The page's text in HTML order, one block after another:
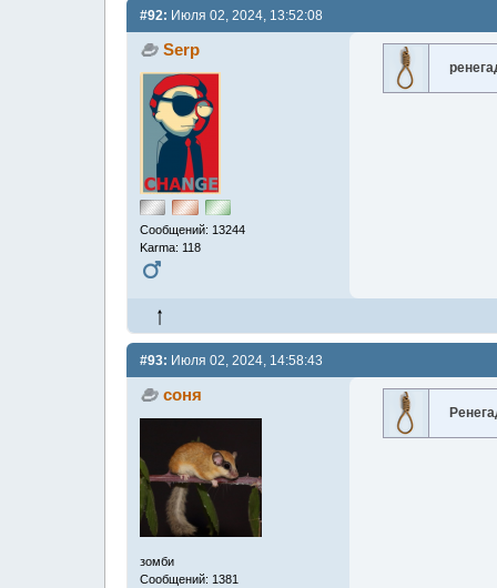
#92: Июля 02, 2024, 13:52:08
Serp
Сообщений: 13244
Karma: 118
#93: Июля 02, 2024, 14:58:43
соня
зомби
Сообщений: 1381